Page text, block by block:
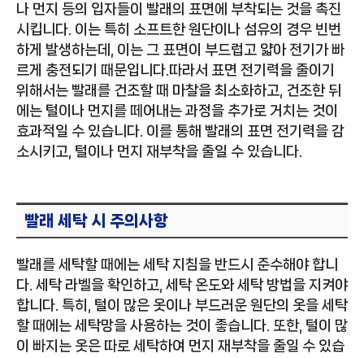
나 먼지 등의 입자들이 빨래의 표면에 부착되는 것을 촉진
시킵니다. 이는 특히 소프트한 원단이나 섬유의 경우 빈번
하게 발생하는데, 이는 그 표면이 부드럽고 얇아 전기가 빠
르게 충전되기 때문입니다.따라서 표면 전기력을 줄이기
위해서는 빨래를 건조할 때 마찰을 최소화하고, 건조한 뒤
에는 털이나 먼지를 떼어내는 과정을 추가로 거치는 것이
효과적일 수 있습니다. 이를 통해 빨래의 표면 전기력을 감
소시키고, 털이나 먼지 재부착을 줄일 수 있습니다.
빨래 세탁 시 주의사항
빨래를 세탁할 때에는 세탁 지침을 반드시 준수해야 합니
다. 세탁 라벨을 확인하고, 세탁 온도와 세탁 방법을 지켜야
합니다. 특히, 털이 많은 옷이나 부드러운 원단의 옷을 세탁
할 때에는 세탁망을 사용하는 것이 좋습니다. 또한, 털이 많
이 빠지는 옷은 따로 세탁하여 먼지 재부착을 줄일 수 있습